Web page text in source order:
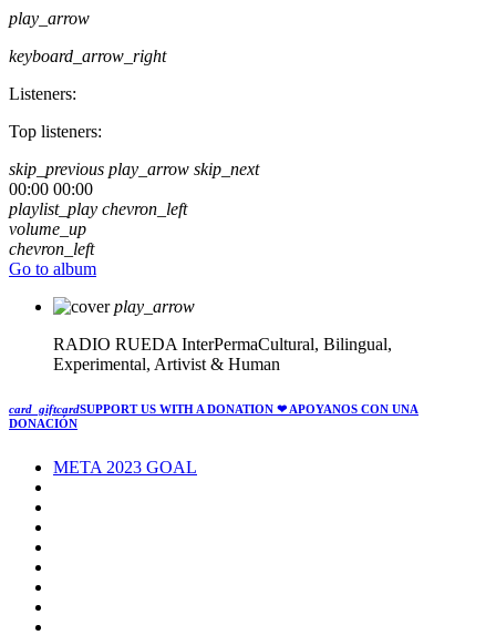
play_arrow
keyboard_arrow_right
Listeners:
Top listeners:
skip_previous play_arrow skip_next
00:00 00:00
playlist_play chevron_left
volume_up
chevron_left
Go to album
play_arrow
RADIO RUEDA InterPermaCultural, Bilingual,
Experimental, Artivist & Human
card_giftcardSUPPORT US WITH A DONATION ❤ APOYANOS CON UNA
DONACIÓN
META 2023 GOAL